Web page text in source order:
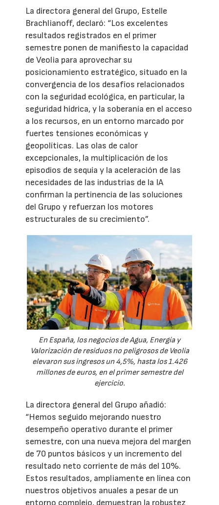
La directora general del Grupo, Estelle
Brachlianoff, declaró: “Los excelentes
resultados registrados en el primer
semestre ponen de manifiesto la capacidad
de Veolia para aprovechar su
posicionamiento estratégico, situado en la
convergencia de los desafíos relacionados
con la seguridad ecológica, en particular, la
seguridad hídrica, y la soberanía en el acceso
a los recursos, en un entorno marcado por
fuertes tensiones económicas y
geopolíticas. Las olas de calor
excepcionales, la multiplicación de los
episodios de sequía y la aceleración de las
necesidades de las industrias de la IA
confirman la pertinencia de las soluciones
del Grupo y refuerzan los motores
estructurales de su crecimiento”.
En España, los negocios de Agua, Energía y
Valorización de residuos no peligrosos de Veolia
elevaron sus ingresos un 4,5%, hasta los 1.426
millones de euros, en el primer semestre del
ejercicio.
La directora general del Grupo añadió:
“Hemos seguido mejorando nuestro
desempeño operativo durante el primer
semestre, con una nueva mejora del margen
de 70 puntos básicos y un incremento del
resultado neto corriente de más del 10%.
Estos resultados, ampliamente en línea con
nuestros objetivos anuales a pesar de un